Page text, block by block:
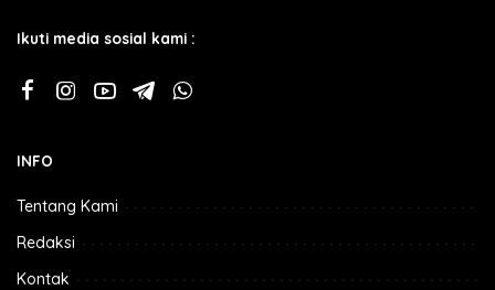
Ikuti media sosial kami :
INFO
Tentang Kami
Redaksi
Kontak